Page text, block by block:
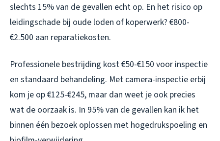
slechts 15% van de gevallen echt op. En het risico op
leidingschade bij oude loden of koperwerk? €800-
€2.500 aan reparatiekosten.
Professionele bestrijding kost €50-€150 voor inspectie
en standaard behandeling. Met camera-inspectie erbij
kom je op €125-€245, maar dan weet je ook precies
wat de oorzaak is. In 95% van de gevallen kan ik het
binnen één bezoek oplossen met hogedrukspoeling en